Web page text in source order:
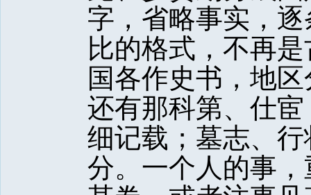
字，省略事实，
比的格式，不再
国各作史书，地
还有那科第、仕
细记载；墓志、
分。一个人的事